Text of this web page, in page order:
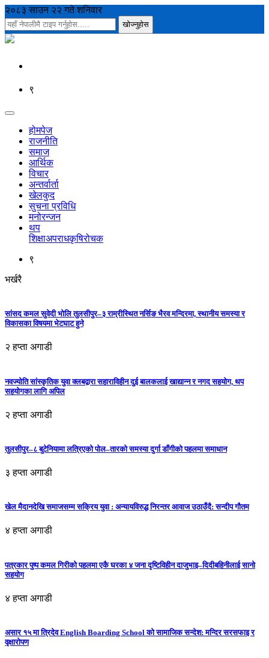
२०८३ साउन २२ गते शनिवार
९
होमपेज
राजनीति
समाज
आर्थिक
विचार
अन्तर्वार्ता
खेलकुद
सुचना प्रविधि
मनोरन्जन
थप
शिक्षाअपराधकृषिरोचक
९
भर्खरै
सांसद कमल सुवेदी भोलि तुलसीपुर–३ राम्रीस्थित नर्सिङ भैरव मन्दिरमा, स्थानीय समस्या र
विकासका विषयमा भेटघाट हुने
२ हप्ता अगाडी
नवज्योति सांस्कृतिक युवा क्लबद्वारा सहाराविहीन दुई बालकलाई खाद्यान्न र नगद सहयोग, थप
सहयोगका लागि अपिल
२ हप्ता अगाडी
तुलसीपुर–८ बुटेनियामा लत्रिएको पोल–तारको समस्या दुर्गा डाँगीको पहलमा समाधान
३ हप्ता अगाडी
खेल मैदानदेखि समाजसम्म सक्रिय युवा : अन्यायविरुद्ध निरन्तर आवाज उठाउँदै: सन्दीप गौतम
४ हप्ता अगाडी
पत्रकार पुष्प कमल गिरीको पहलमा एकै घरका ४ जना दृष्टिविहीन दाजुभाइ–दिदीबहिनीलाई सानो
सहयोग
४ हप्ता अगाडी
असार १५ मा त्रिदेव English Boarding School को सामाजिक सन्देश: मन्दिर सरसफाइ र
वृक्षारोपण